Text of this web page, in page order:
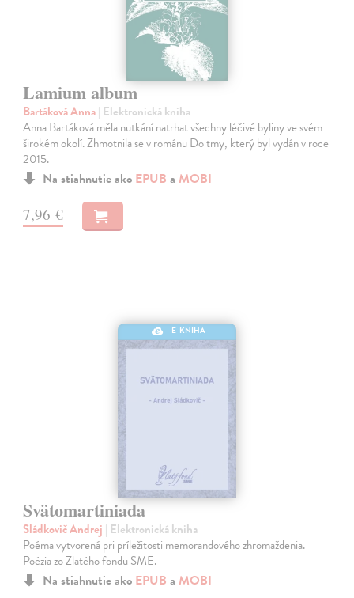
Lamium album
Bartáková Anna| Elektronická kniha
Anna Bartáková měla nutkání natrhat všechny léčivé byliny ve svém
širokém okolí. Zhmotnila se v románu Do tmy, který byl vydán v roce
2015.
Na stiahnutie ako EPUB a MOBI
7,96 €
E-KNIHA
Svätomartiniada
Sládkovič Andrej | Elektronická kniha
Poéma vytvorená pri príležitosti memorandového zhromaždenia.
Poézia zo Zlatého fondu SME.
Na stiahnutie ako EPUB a MOBI